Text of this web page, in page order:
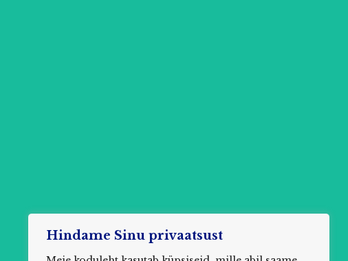
Hindame Sinu privaatsust